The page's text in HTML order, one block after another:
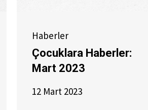
Haberler
Çocuklara Haberler:
Mart 2023
12 Mart 2023